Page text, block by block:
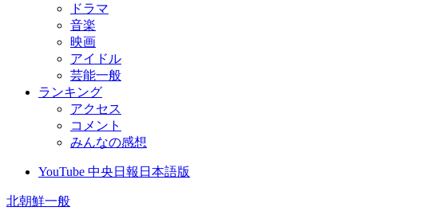
ドラマ
音楽
映画
アイドル
芸能一般
ランキング
アクセス
コメント
みんなの感想
YouTube 中央日報日本語版
北朝鮮一般